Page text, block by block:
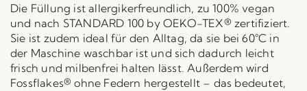
Die Füllung ist allergikerfreundlich, zu 100% vegan
und nach STANDARD 100 by OEKO-TEX® zertifiziert.
Sie ist zudem ideal für den Alltag, da sie bei 60°C in
der Maschine waschbar ist und sich dadurch leicht
frisch und milbenfrei halten lässt. Außerdem wird
Fossflakes® ohne Federn hergestellt – das bedeutet,